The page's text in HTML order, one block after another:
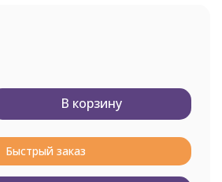
В корзину
Быстрый заказ